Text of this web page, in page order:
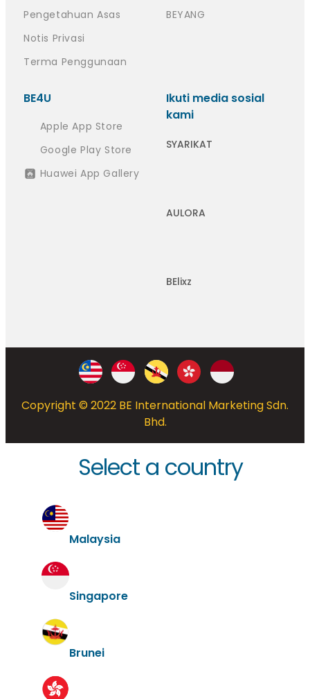
Pengetahuan Asas
Notis Privasi
Terma Penggunaan
BEYANG
BE4U
Apple App Store
Google Play Store
Huawei App Gallery
Ikuti media sosial
kami
SYARIKAT
AULORA
BElixz
Copyright © 2022 BE International Marketing Sdn.
Bhd.
Select a country
Malaysia
Singapore
Brunei